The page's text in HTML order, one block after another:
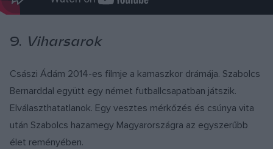
9. Viharsarok
Császi Ádám 2014-es filmje a kamaszkor drámája. Szabolcs
Bernarddal együtt egy német futballcsapatban játszik.
Elválaszthatatlanok. Egy vesztes mérkőzés és csúnya vita
után Szabolcs hazamegy Magyarországra az egyszerűbb
élet reményében.